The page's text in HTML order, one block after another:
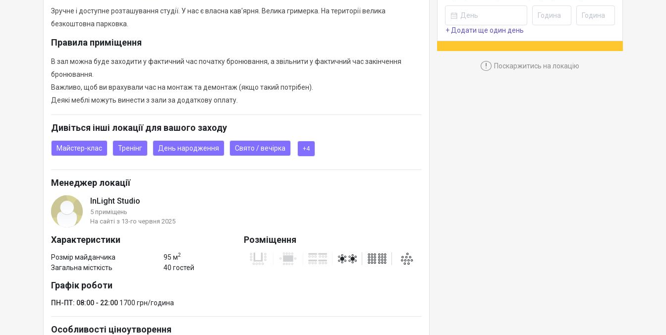
Зручне і доступне розташування студії. У нас є власна кав'ярня. Велика гримерка. На території велика
безкоштовна парковка.
Правила приміщення
В зал можна буде заходити у фактичний час початку бронювання, а звільнити у фактичний час закінчення
бронювання.
Важливо, щоб ви врахували час на монтаж та демонтаж (якщо такий потрібен).
Деякі меблі можуть винести з зали за додаткову оплату.
Дивіться інші локації для вашого заходу
Майстер-клас Тренінг День народження Свято / вечірка +4
Менеджер локації
InLight Studio
5 приміщень
На сайті з 13-го червня 2025
Характеристики
Розмір майданчика 95 м2
Загальна місткість 40 гостей
Розміщення
Графік роботи
ПН-ПТ: 08:00 - 22:00 1700 грн/година
Особливості ціноутворення
+ Додати ще один день
! Поскаржитись на локацію